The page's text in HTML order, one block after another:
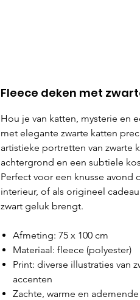
Fleece deken met
Hou je van katten, mysterie en
met elegante zwarte katten
artistieke portretten van
achtergrond en een subtiele
Perfect voor een knusse avond
interieur, of als origineel
zwart geluk brengt.
Afmeting: 75 x 100 cm
Materiaal: fleece (polyester)
Print: diverse illustraties van
accenten
Zachte, warme en